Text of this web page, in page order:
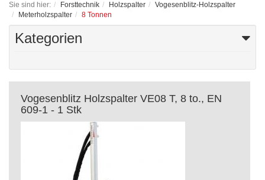
Sie sind hier: Forsttechnik Holzspalter
Vogesenblitz-Holzspalter
Meterholzspalter
8 Tonnen
Kategorien
Vogesenblitz Holzspalter VE08 T, 8 to., EN
609-1 - 1 Stk